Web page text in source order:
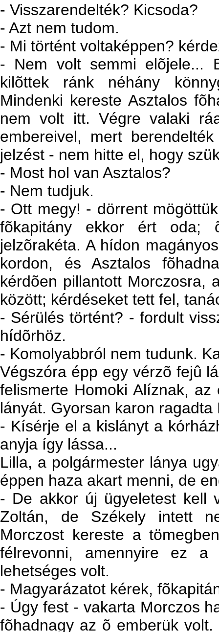
- Visszarendelték? Kicsoda?
- Azt nem tudom.
- Mi történt voltaképpen?
- Nem volt semmi elõjele...
kilõttek ránk néhány
Mindenki kereste Asztalos
nem volt itt. Végre valaki
embereivel, mert
jelzést - nem hitte el, hogy
- Most hol van Asztalos?
- Nem tudjuk.
- Ott megy! - dörrent
fõkapitány ekkor ért oda;
jelzõrakéta. A hídon
kordon, és Asztalos
kérdõen pillantott Morczosra,
között; kérdéseket tett fel,
- Sérülés történt? - fordult
hídõrhöz.
- Komolyabbról nem tudunk.
Végszóra épp egy vérzõ fejû
felismerte Homoki Alíznak,
lányát. Gyorsan karon ragadta
- Kísérje el a kislányt a
anyja így lássa...
Lilla, a polgármester lánya
éppen haza akart menni, de
- De akkor új ügyeletest kell
Zoltán, de Székely intett
Morczost kereste a
félrevonni, amennyire ez a
lehetséges volt.
- Magyarázatot kérek,
- Úgy fest - vakarta Morczos
fõhadnagy az õ emberük